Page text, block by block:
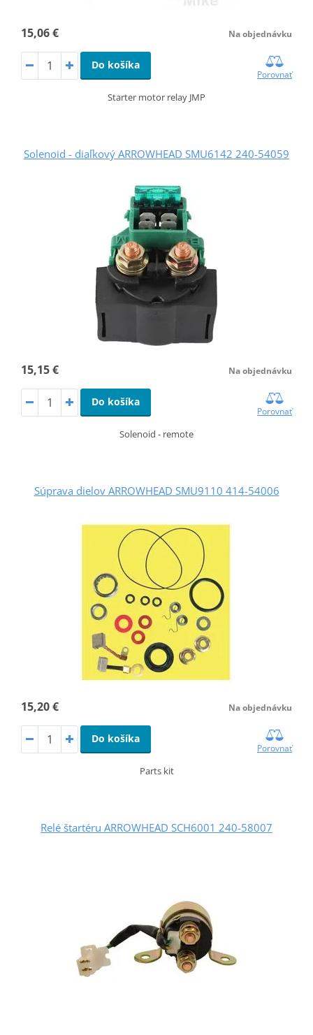
15,06 € Na objednávku
Do košíka
Porovnať
Starter motor relay JMP
Solenoid - diaľkový ARROWHEAD SMU6142 240-54059
15,15 € Na objednávku
Do košíka
Porovnať
Solenoid - remote
Súprava dielov ARROWHEAD SMU9110 414-54006
15,20 € Na objednávku
Do košíka
Porovnať
Parts kit
Relé štartéru ARROWHEAD SCH6001 240-58007